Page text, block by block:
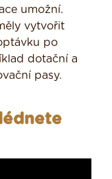
umožní.
vytvořit
po
dotační a
pasy.